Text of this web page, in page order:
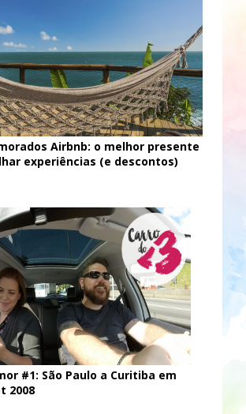
Airbnb: o melhor presente
experiências (e descontos)
#1: São Paulo a Curitiba em
2008